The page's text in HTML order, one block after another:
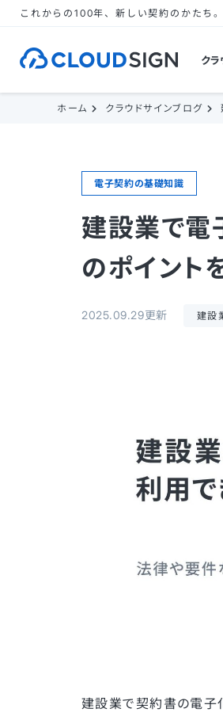
これからの100年、新しい契約のかたち。
クラ
ホーム クラウドサインブログ
電子契約の基礎知識
建設業で電
のポイント
2025.09.29更新 建設
建設業で契約書の電子